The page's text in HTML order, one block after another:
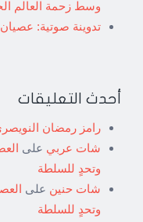
وسط زحمة العالم
تدوينة صوتية:
أحدث التعليقات
رامز رمضان
شات عربي على
وتحدٍ للسلطة
شات حنين على
وتحدٍ للسلطة